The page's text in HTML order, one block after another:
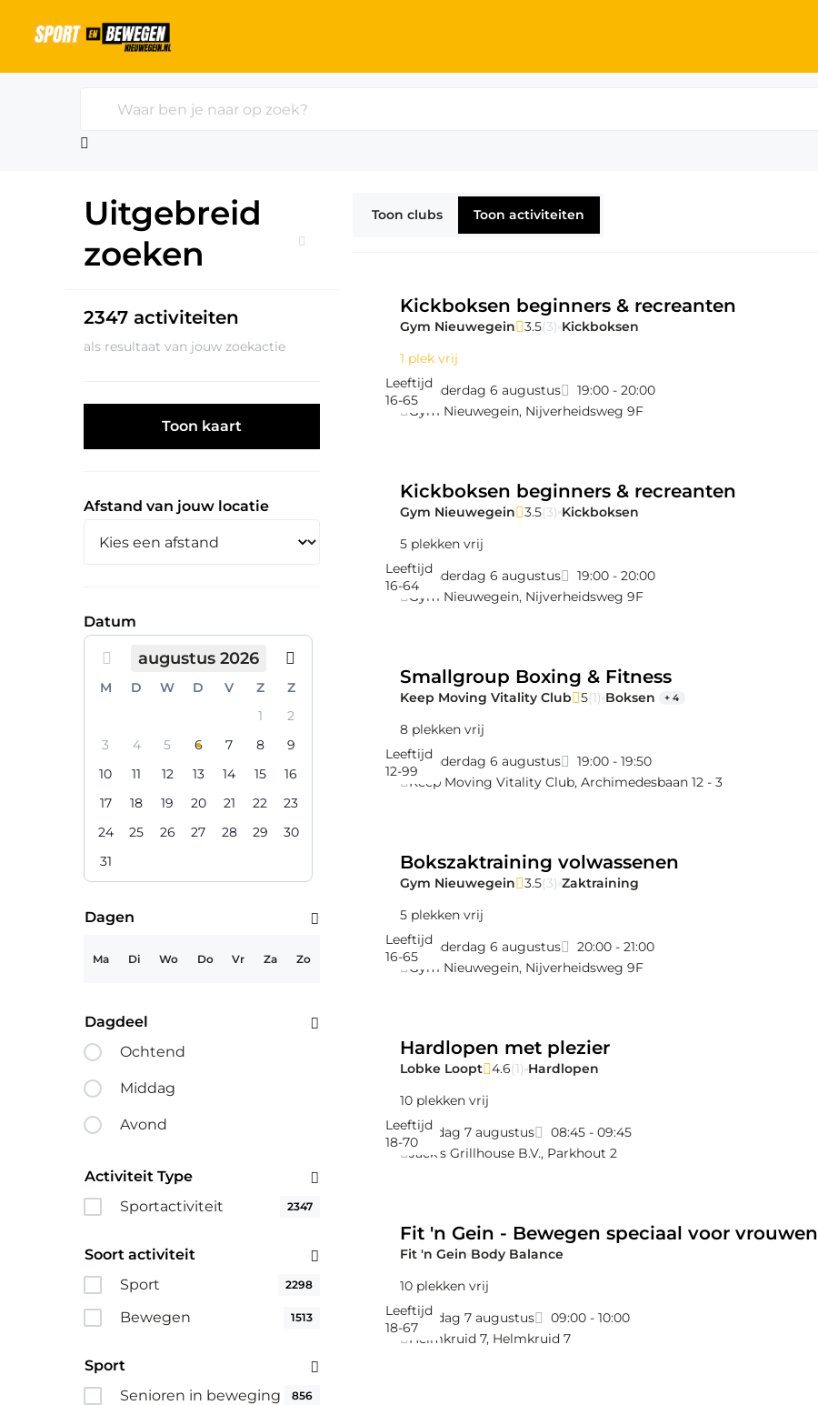
Ga naar de homepage van Sport en Bewegen Nieuwegein
Uitgebreid
zoeken
2347 activiteiten
als resultaat van jouw zoekactie
Toon kaart
Afstand van jouw locatie
Datum
Vorige maand Volgende maand
augustus 2026
M D W D V Z
Z
1
2
3
4 5 6 7 8
9
10
11 12 13 14 15
16
17
18 19 20 21 22
23
24
25 26 27 28 29
30
31
Dagen
Ma Di Wo Do Vr Za Zo
Dagdeel
Ochtend
Middag
Avond
Activiteit Type
Sportactiviteit
2347
Soort activiteit
Sport
2298
Bewegen 1513
Sport
Senioren in beweging
856
Toon clubs Toon activiteiten
Leeftijd
16-65
Kickboksen beginners & recreanten
Gym Nieuwegein 3.5(3) Kickboksen
1 plek vrij
donderdag 6 augustus
19:00 - 20:00
Gym Nieuwegein, Nijverheidsweg 9F
Leeftijd
16-64
Kickboksen beginners & recreanten
Gym Nieuwegein 3.5(3) Kickboksen
5 plekken vrij
donderdag 6 augustus
19:00 - 20:00
Gym Nieuwegein, Nijverheidsweg 9F
Leeftijd
12-99
Smallgroup Boxing & Fitness
Keep Moving Vitality Club 5(1) Boksen + 4
8 plekken vrij
donderdag 6 augustus
19:00 - 19:50
Keep Moving Vitality Club, Archimedesbaan 12 - 3
Leeftijd
16-65
Bokszaktraining volwassenen
Gym Nieuwegein 3.5(3) Zaktraining
5 plekken vrij
donderdag 6 augustus
20:00 - 21:00
Gym Nieuwegein, Nijverheidsweg 9F
Leeftijd
18-70
Hardlopen met plezier
Lobke Loopt 4.6(1) Hardlopen
10 plekken vrij
vrijdag 7 augustus
08:45 - 09:45
Jack's Grillhouse B.V., Parkhout 2
Leeftijd
18-67
Fit 'n Gein - Bewegen speciaal voor vrouwen
Fit 'n Gein Body Balance
10 plekken vrij
vrijdag 7 augustus
09:00 - 10:00
Helmkruid 7, Helmkruid 7